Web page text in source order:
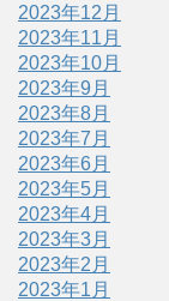
2023年12月
2023年11月
2023年10月
2023年9月
2023年8月
2023年7月
2023年6月
2023年5月
2023年4月
2023年3月
2023年2月
2023年1月